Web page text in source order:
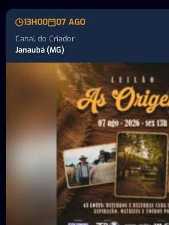
13H00 07 AGO
Canal do Criador
Janaubá (MG)